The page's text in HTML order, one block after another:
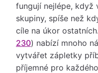
fungují nejlépe, když
skupiny, spíše než
cíle na úkor
230) nabízí mnoho
vytvářet zápletky
příjemné pro